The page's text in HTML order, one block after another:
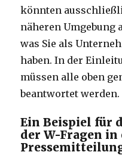
könnten
näheren Umgebung
was Sie als
haben. In der
müssen alle oben
beantwortet werden.
Ein Beispiel für
der W-Fragen in